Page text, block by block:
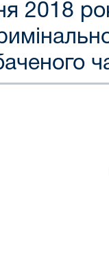
2018